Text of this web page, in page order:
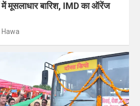
मूसलाधार बारिश, IMD का ऑरेंज
Hawa